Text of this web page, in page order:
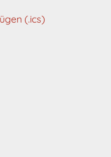
(.ics)